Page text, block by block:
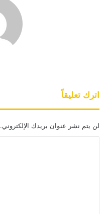
اترك تعليقاً
لن يتم نشر عنوان بريدك الإلكتروني.